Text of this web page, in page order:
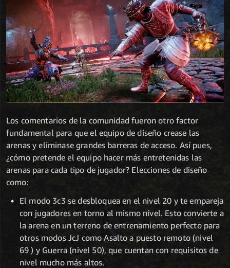
Los comentarios de la comunidad fueron otro factor
fundamental para que el equipo de diseño crease las
arenas y eliminase grandes barreras de acceso. Así pues,
¿cómo pretende el equipo hacer más entretenidas las
arenas para cada tipo de jugador? Elecciones de diseño
como:
El modo 3c3 se desbloquea en el nivel 20 y te empareja
con jugadores en torno al mismo nivel. Esto convierte a
la arena en un terreno de entrenamiento perfecto para
otros modos JcJ como Asalto a puesto remoto (nivel
69 ) y Guerra (nivel 50), que cuentan con requisitos de
nivel mucho más altos.